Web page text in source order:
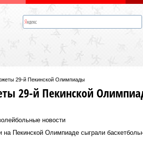
29-й Пекинской Олимпиады
29-й Пекинской
новости
на Пекинской Олимпиаде сыграли